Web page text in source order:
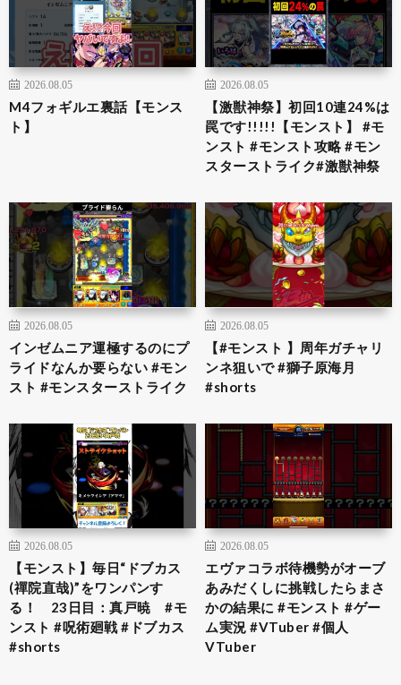
2026.08.05
M4フォギルエ裏話【モンス
ト】
2026.08.05
【激獣神祭】初回10連24%は
罠です!!!!!【モンスト】 #モ
ンスト #モンスト攻略 #モン
スターストライク#激獣神祭
2026.08.05
インゼムニア運極するのにプ
ライドなんか要らない #モン
スト #モンスターストライク
2026.08.05
【#モンスト 】周年ガチャリ
ンネ狙いで #獅子原海月
#shorts
2026.08.05
【モンスト】毎日“ドブカス
(禪院直哉)”をワンパンす
る！ 23日目：真戸暁 #モ
ンスト #呪術廻戦 #ドブカス
#shorts
2026.08.05
エヴァコラボ待機勢がオーブ
あみだくしに挑戦したらまさ
かの結果に #モンスト #ゲー
ム実況 #VTuber #個人
VTuber